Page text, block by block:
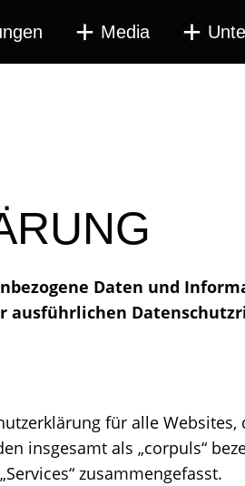
Media
Daten und
für alle
insgesamt als „corpuls“
zusammengefasst.